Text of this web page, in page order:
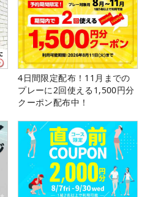
4日間限定配布！11月までの
プレーに2回使える1,500円分
クーポン配布中！